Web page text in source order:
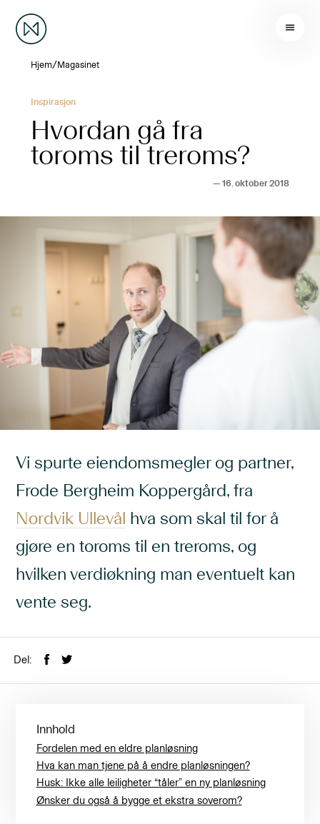
Hjem/ Magasinet
Hvordan gå fra
toroms til treroms?
Inspirasjon
—16. oktober 2018
Vi spurte eiendomsmegler og partner,
Frode Bergheim Koppergård, fra
Nordvik Ullevål
hva som skal til for å
gjøre en toroms til en treroms, og
hvilken verdiøkning man eventuelt kan
vente seg.
Del:
Innhold
Fordelen med en eldre planløsning
Hva kan man tjene på å endre planløsningen?
Husk: Ikke alle leiligheter “tåler” en ny planløsning
Ønsker du også å bygge et ekstra soverom?